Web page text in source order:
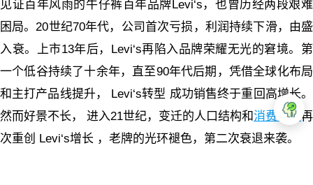
见证百年风雨的牛仔裤百年品牌Levi‘s，也曾历经两段艰难
困局。20世纪70年代，公司首次亏损，利润持续下滑，由盛
入衰。上市13年后，Levi‘s再陷入品牌荣耀无光的窘境。第
一个低谷持续了十余年，直至90年代后期，凭借全球化布局
和主打产品线提升， Levi‘s转型 成功销售终于重回高增长。
然而好景不长， 进入21世纪，变迁的人口结构和消费模式 再
次重创 Levi‘s增长 ，老牌的光环褪色，第二次衰退来袭。